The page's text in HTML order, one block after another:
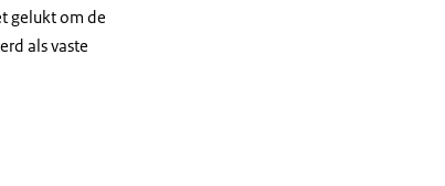
gelukt om de
als vaste